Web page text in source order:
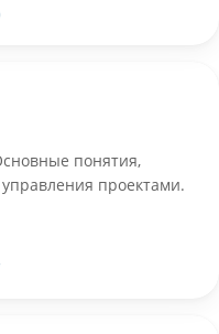
понятия,
проектами.